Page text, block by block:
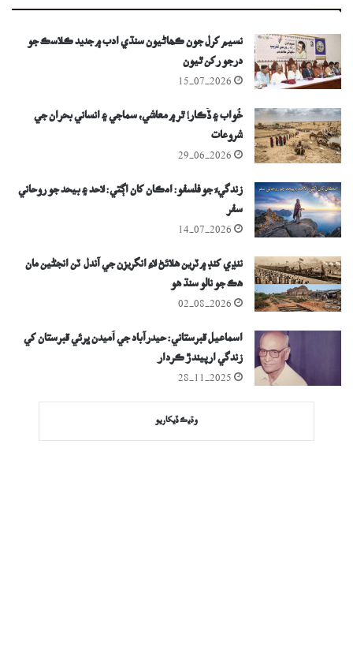
نسيم کرل جون ڪھاڻيون سنڌي ادب ۾ جديد ڪلاسڪ جو
درجو رکن ٿيون
15-07-2026
خُواب ۽ ڏُڪار! ٿر ۾ معاشي، سماجي ۽ انساني بحران جي
شروعات
29-06-2026
زندگيءَ جو فلسفو: امڪان کان اڳتي: لاحد ۽ بيحد جو روحاني
سفر
14-07-2026
ننڍي کنڊ ۾ ٽرين ھلائڻ لاءِ انگريزن جي آندل ٽن انجڻين مان
ھڪ جو نالو سنڌ ھو
02-08-2026
اسماعيل قبرستاني: حيدرآباد جي اُميدن ڀرئي قبرستان کي
زندگي ارپيندڙ ڪردار
28-11-2025
وڌيڪ ڏيکاريو